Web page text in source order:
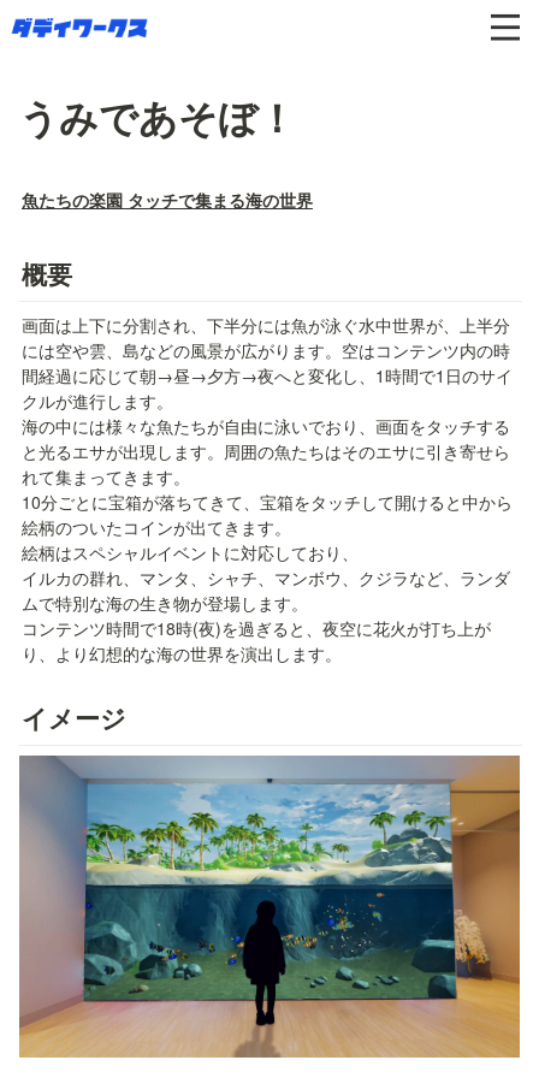
うみであそぼ！
魚たちの楽園 タッチで集まる海の世界
概要
画面は上下に分割され、下半分には魚が泳ぐ水中世界が、上半分
には空や雲、島などの風景が広がります。空はコンテンツ内の時
間経過に応じて朝→昼→夕方→夜へと変化し、1時間で1日のサイ
クルが進行します。
海の中には様々な魚たちが自由に泳いでおり、画面をタッチする
と光るエサが出現します。周囲の魚たちはそのエサに引き寄せら
れて集まってきます。
10分ごとに宝箱が落ちてきて、宝箱をタッチして開けると中から
絵柄のついたコインが出てきます。
絵柄はスペシャルイベントに対応しており、
イルカの群れ、マンタ、シャチ、マンボウ、クジラなど、ランダ
ムで特別な海の生き物が登場します。
コンテンツ時間で18時(夜)を過ぎると、夜空に花火が打ち上が
り、より幻想的な海の世界を演出します。
イメージ